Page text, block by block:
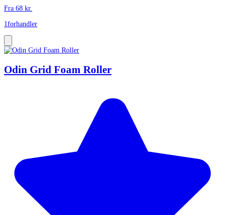
Fra 68 kr.
1forhandler
Odin Grid Foam Roller